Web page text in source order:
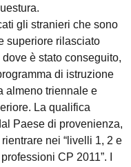
gli stranieri che sono
superiore rilasciato
è stato conseguito,
di istruzione
almeno triennale e
La qualifica
Paese di provenienza,
nei “livelli 1, 2 e
CP 2011”. I